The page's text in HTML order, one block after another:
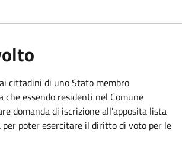
cittadini di uno Stato membro
che essendo residenti nel Comune
domanda di iscrizione all'apposita lista
poter esercitare il diritto di voto per le